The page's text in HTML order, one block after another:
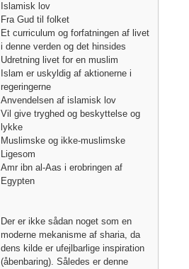
Islamisk lov
Fra Gud til folket
Et curriculum og forfatningen af ​​livet
i denne verden og det hinsides
Udretning livet for en muslim
Islam er uskyldig af aktionerne i
regeringerne
Anvendelsen af ​​islamisk lov
Vil give tryghed og beskyttelse og
lykke
Muslimske og ikke-muslimske
Ligesom
Amr ibn al-Aas i erobringen af ​​
Egypten
Der er ikke sådan noget som en
moderne mekanisme af sharia, da
dens kilde er ufejlbarlige inspiration
(åbenbaring). Således er denne